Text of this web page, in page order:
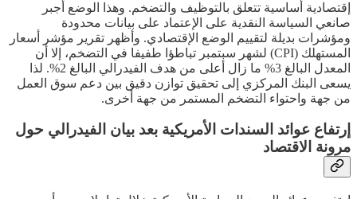
إقتصادية أساسية تتعلق بالتوظيف والتضخم. وهذا الوضع أجبر
صانعي السياسة النقدية على الإعتماد على بيانات محدودة
ومؤشرات بديلة لتقييم الوضع الإقتصادي. وأظهر تقرير مؤشر أسعار
المستهلك (CPI) لشهر سبتمبر تباطؤا طفيفا في التضخم، إلا أن
المعدل البالغ 3% ما زال أعلى من هدف الفيدرالي البالغ 2%. لذا
يسعى البنك المركزي إلى تحقيق توازن دقيق بين دعم سوق العمل
من جهة واحتواء التضخم المستمر من جهة أخرى.
إرتفاع عوائد السندات الأمريكية بعد بيان الفيدرالي حول
مرونة الاقتصاد